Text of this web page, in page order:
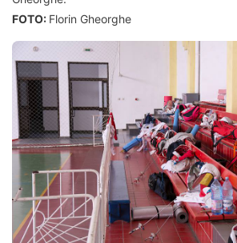
FOTO: Florin Gheorghe